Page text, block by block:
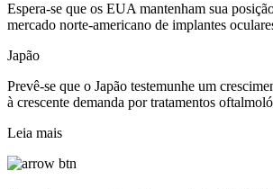
Espera-se que os EUA mantenham sua
mercado norte-americano de implantes
Japão
Prevê-se que o Japão testemunhe um
à crescente demanda por tratamentos
Leia mais